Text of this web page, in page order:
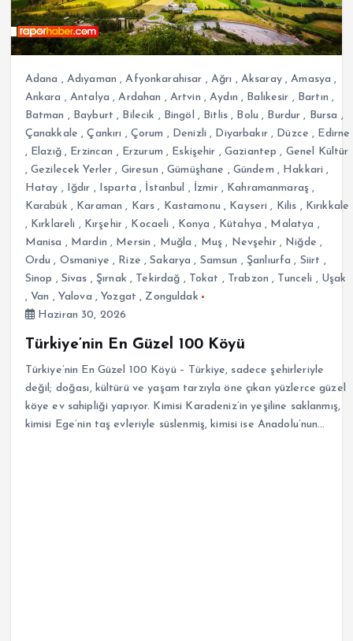
Adana , Adıyaman ,Afyonkarahisar , Ağrı , Aksaray,Amasya ,
Ankara , Antalya ,Ardahan , Artvin ,Aydın , Balıkesir , Bartın ,
Batman , Bayburt , Bilecik , Bingöl , Bitlis , Bolu , Burdur , Bursa ,
Çanakkale ,Çankırı , Çorum , Denizli , Diyarbakır, Düzce , Edirne
, Elazığ, Erzincan , Erzurum , Eskişehir , Gaziantep , Genel Kültür
, Gezilecek Yerler , Giresun ,Gümüşhane , Gündem , Hakkari ,
Hatay , Iğdır , Isparta , İstanbul , İzmir, Kahramanmaraş ,
Karabük , Karaman , Kars , Kastamonu , Kayseri , Kilis , Kırıkkale
, Kırklareli , Kırşehir, Kocaeli , Konya , Kütahya , Malatya ,
Manisa , Mardin , Mersin , Muğla , Muş , Nevşehir, Niğde ,
Ordu , Osmaniye , Rize ,Sakarya , Samsun , Şanlıurfa , Siirt ,
Sinop , Sivas , Şırnak , Tekirdağ , Tokat , Trabzon , Tunceli , Uşak
, Van , Yalova ,Yozgat ,Zonguldak
Haziran 30, 2026
Türkiye’nin En Güzel 100 Köyü
Türkiye’nin En Güzel 100 Köyü – Türkiye, sadece şehirleriyle
değil; doğası, kültürü ve yaşam tarzıyla öne çıkan yüzlerce güzel
köye ev sahipliği yapıyor. Kimisi Karadeniz’in yeşiline saklanmış,
kimisi Ege’nin taş evleriyle süslenmiş, kimisi ise Anadolu’nun…